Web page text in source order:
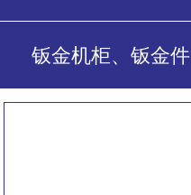
钣金机柜、钣金件